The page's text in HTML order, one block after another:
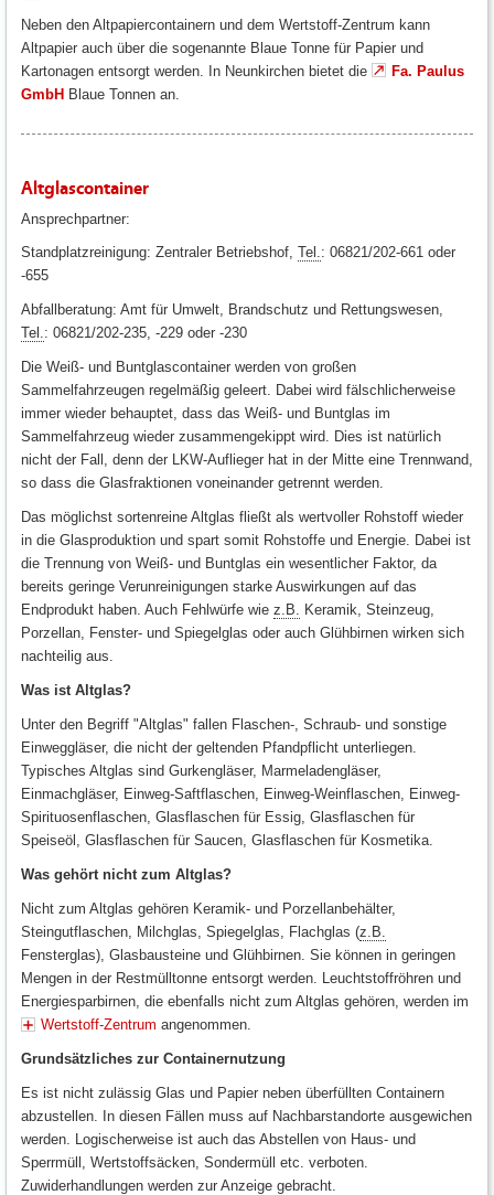
Neben den Altpapiercontainern und dem Wertstoff-Zentrum kann
Altpapier auch über die sogenannte Blaue Tonne für Papier und
Kartonagen entsorgt werden. In Neunkirchen bietet die
Fa. Paulus
GmbH Blaue Tonnen an.
Altglascontainer
Ansprechpartner:
Standplatzreinigung: Zentraler Betriebshof, Tel. : 06821/202-661 oder
-655
Abfallberatung: Amt für Umwelt, Brandschutz und Rettungswesen,
Tel. : 06821/202-235, -229 oder -230
Die Weiß- und Buntglascontainer werden von großen
Sammelfahrzeugen regelmäßig geleert. Dabei wird fälschlicherweise
immer wieder behauptet, dass das Weiß- und Buntglas im
Sammelfahrzeug wieder zusammengekippt wird. Dies ist natürlich
nicht der Fall, denn der LKW-Auflieger hat in der Mitte eine Trennwand,
so dass die Glasfraktionen voneinander getrennt werden.
Das möglichst sortenreine Altglas fließt als wertvoller Rohstoff wieder
in die Glasproduktion und spart somit Rohstoffe und Energie. Dabei ist
die Trennung von Weiß- und Buntglas ein wesentlicher Faktor, da
bereits geringe Verunreinigungen starke Auswirkungen auf das
Endprodukt haben. Auch Fehlwürfe wie z.B.
Keramik, Steinzeug,
Porzellan, Fenster- und Spiegelglas oder auch Glühbirnen wirken sich
nachteilig aus.
Was ist Altglas?
Unter den Begriff "Altglas" fallen Flaschen-, Schraub- und sonstige
Einweggläser, die nicht der geltenden Pfandpflicht unterliegen.
Typisches Altglas sind Gurkengläser, Marmeladengläser,
Einmachgläser, Einweg-Saftflaschen, Einweg-Weinflaschen, Einweg-
Spirituosenflaschen, Glasflaschen für Essig, Glasflaschen für
Speiseöl, Glasflaschen für Saucen, Glasflaschen für Kosmetika.
Was gehört nicht zum Altglas?
Nicht zum Altglas gehören Keramik- und Porzellanbehälter,
Steingutflaschen, Milchglas, Spiegelglas, Flachglas (z.B.
Fensterglas), Glasbausteine und Glühbirnen. Sie können in geringen
Mengen in der Restmülltonne entsorgt werden. Leuchtstoffröhren und
Energiesparbirnen, die ebenfalls nicht zum Altglas gehören, werden im
Wertstoff-Zentrum angenommen.
Grundsätzliches zur Containernutzung
Es ist nicht zulässig Glas und Papier neben überfüllten Containern
abzustellen. In diesen Fällen muss auf Nachbarstandorte ausgewichen
werden. Logischerweise ist auch das Abstellen von Haus- und
Sperrmüll, Wertstoffsäcken, Sondermüll etc. verboten.
Zuwiderhandlungen werden zur Anzeige gebracht.